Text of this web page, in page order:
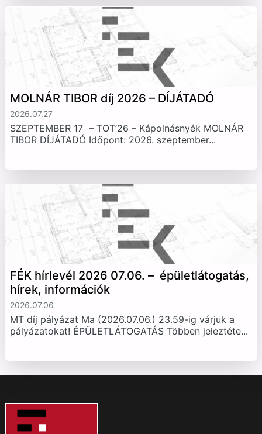
MOLNÁR TIBOR díj 2026 – DÍJÁTADÓ
2026.07.27
SZEPTEMBER 17 – TOT’26 – Kápolnásnyék MOLNÁR
TIBOR DÍJÁTADÓ Időpont: 2026. szeptember...
FÉK hírlevél 2026 07.06. – épületlátogatás,
hírek, információk
2026.07.06
MT díj pályázat Ma (2026.07.06.) 23.59-ig várjuk a
pályázatokat! ÉPÜLETLÁTOGATÁS Többen jeleztéte...